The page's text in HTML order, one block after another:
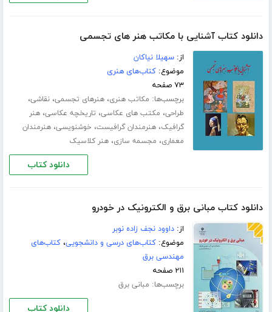
دانلود کتاب آشنایی با مکاتب هنر های تجسمی
از:سهیلا نیاکان
موضوع:کتاب‌های هنری
۷۳ صفحه
برچسب‌ها: مکاتب هنری،هنرهای تجسمی،نقاشی،
طراحی، مکتب های عکاسی، تاریخچه عکاسی،هنر
گرافیک،هنرمندان گرافیست، خوشنویسی،هنرمندان
معماری، مجسمه سازی،هنر کلاسیک
دانلود کتاب
دانلود کتاب مبانی برق و الکترونیک در خودرو
از:داوود نجف زاده نوبر
موضوع:کتاب‌های درسی و دانشجویی،کتاب‌های
مهندسی برق
۲۱۱ صفحه
برچسب‌ها: مبانی برق
دانلود کتاب